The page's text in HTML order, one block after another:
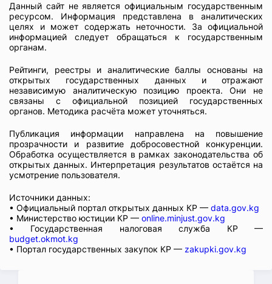
Данный сайт не является официальным государственным
ресурсом. Информация представлена в аналитических
целях и может содержать неточности. За официальной
информацией следует обращаться к государственным
органам.
Рейтинги, реестры и аналитические баллы основаны на
открытых государственных данных и отражают
независимую аналитическую позицию проекта. Они не
связаны с официальной позицией государственных
органов. Методика расчёта может уточняться.
Публикация информации направлена на повышение
прозрачности и развитие добросовестной конкуренции.
Обработка осуществляется в рамках законодательства об
открытых данных. Интерпретация результатов остаётся на
усмотрение пользователя.
Источники данных:
• Официальный портал открытых данных КР — data.gov.kg
• Министерство юстиции КР — online.minjust.gov.kg
• Государственная налоговая служба КР —
budget.okmot.kg
• Портал государственных закупок КР — zakupki.gov.kg